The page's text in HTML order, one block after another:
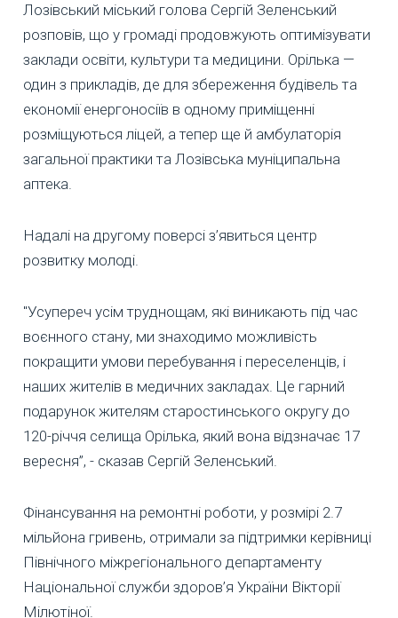
Лозівський міський голова Сергій Зеленський
розповів, що у громаді продовжують оптимізувати
заклади освіти, культури та медицини. Орілька —
один з прикладів, де для збереження будівель та
економії енергоносіїв в одному приміщенні
розміщуються ліцей, а тепер ще й амбулаторія
загальної практики та Лозівська муніципальна
аптека.
Надалі на другому поверсі з’явиться центр
розвитку молоді.
"Усупереч усім труднощам, які виникають під час
воєнного стану, ми знаходимо можливість
покращити умови перебування і переселенців, і
наших жителів в медичних закладах. Це гарний
подарунок жителям старостинського округу до
120-річчя селища Орілька, який вона відзначає 17
вересня”, - сказав Сергій Зеленський.
Фінансування на ремонтні роботи, у розмірі 2.7
мільйона гривень, отримали за підтримки керівниці
Північного міжрегіонального департаменту
Національної служби здоров’я України Вікторії
Мілютіної.